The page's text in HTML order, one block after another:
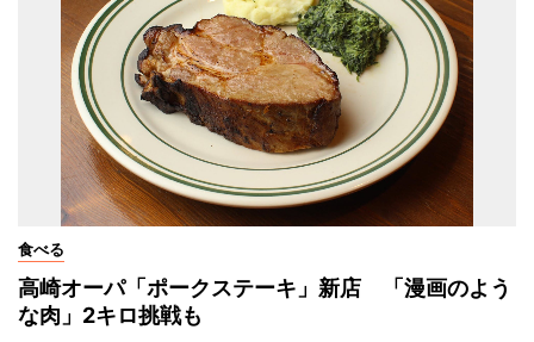
食べる
高崎オーパ「ポークステーキ」新店 「漫画のよう
な肉」2キロ挑戦も